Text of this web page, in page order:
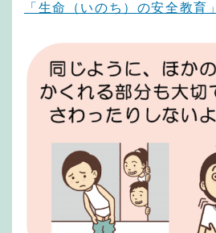
「生命（いのち）の安全教育」